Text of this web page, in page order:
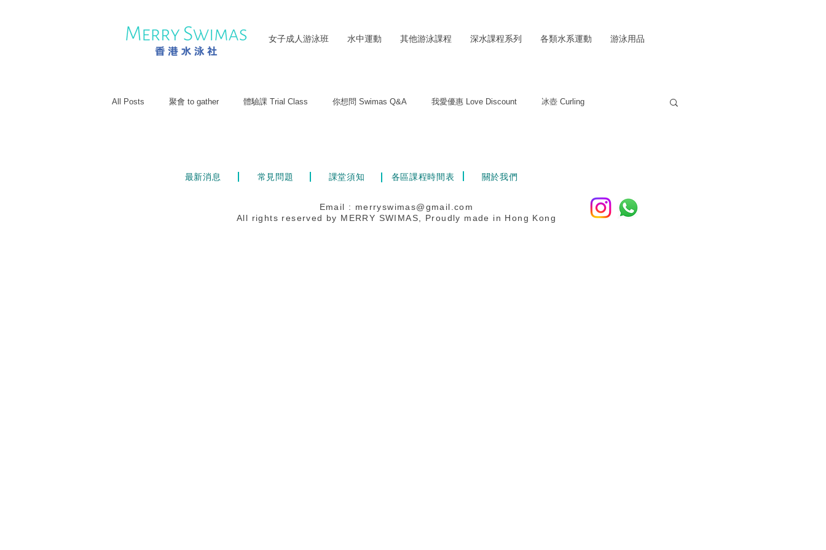
女子成人游泳班 水中運動 其他游泳課程 深水課程系列 各類水系運動 游泳用品
All Posts 聚會 to gather 體驗課 Trial Class 你想問 Swimas Q&A 我愛優惠 Love Discount 冰壺 Curling
最新消息 常見問題 課堂須知 各區課程時間表 關於我們
Email : merryswimas@gmail.com
All rights reserved by MERRY SWIMAS, Proudly made in Hong Kong